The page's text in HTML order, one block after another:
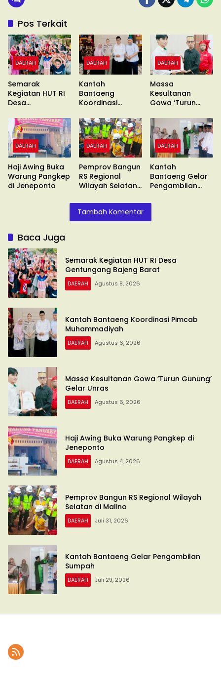
Pos Terkait
DAERAH
Semarak
Kegiatan HUT RI
Desa
Bajeng Barat
DAERAH
Kantah
Bantaeng
Koordinasi
Muhammadiyah
DAERAH
Massa
Kesultanan
Gowa ‘Turun
Unras
DAERAH
Haji Awing Buka
Warung Pangkep
di Jeneponto
DAERAH
Pemprov Bangun
RS Regional
Wilayah Selatan
DAERAH
Kantah
Bantaeng Gelar
Pengambilan
Tambah Komentar
Baca Juga
Semarak Kegiatan HUT RI Desa
Gentungang Bajeng Barat
DAERAH Agustus 8, 2026
Kantah Bantaeng Koordinasi Pimcab
Muhammadiyah
DAERAH Agustus 6, 2026
Massa Kesultanan Gowa ‘Turun Gunung’
Gelar Unras
DAERAH Agustus 6, 2026
Haji Awing Buka Warung Pangkep di
Jeneponto
DAERAH Agustus 4, 2026
Pemprov Bangun RS Regional Wilayah
Selatan di Malino
DAERAH Juli 31, 2026
Kantah Bantaeng Gelar Pengambilan
Sumpah
DAERAH Juli 29, 2026